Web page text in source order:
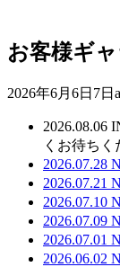
お客様ギ
2026年6月6日7日
2026.08.06
くお待ちく
2026.07.28
2026.07.21
2026.07.10
2026.07.09
2026.07.01
2026.06.02